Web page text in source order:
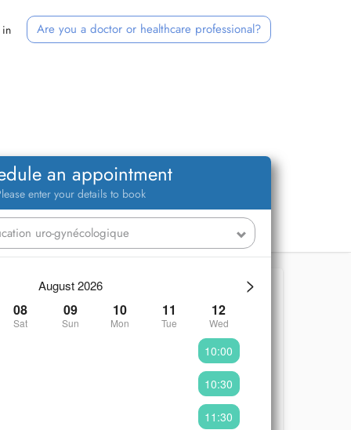
in Are you a doctor or healthcare professional?
an appointment
enter your details to book
>
August 2026
08
Sat
09
Sun
10
Mon
11
Tue
12
Wed
10:00
10:30
11:30